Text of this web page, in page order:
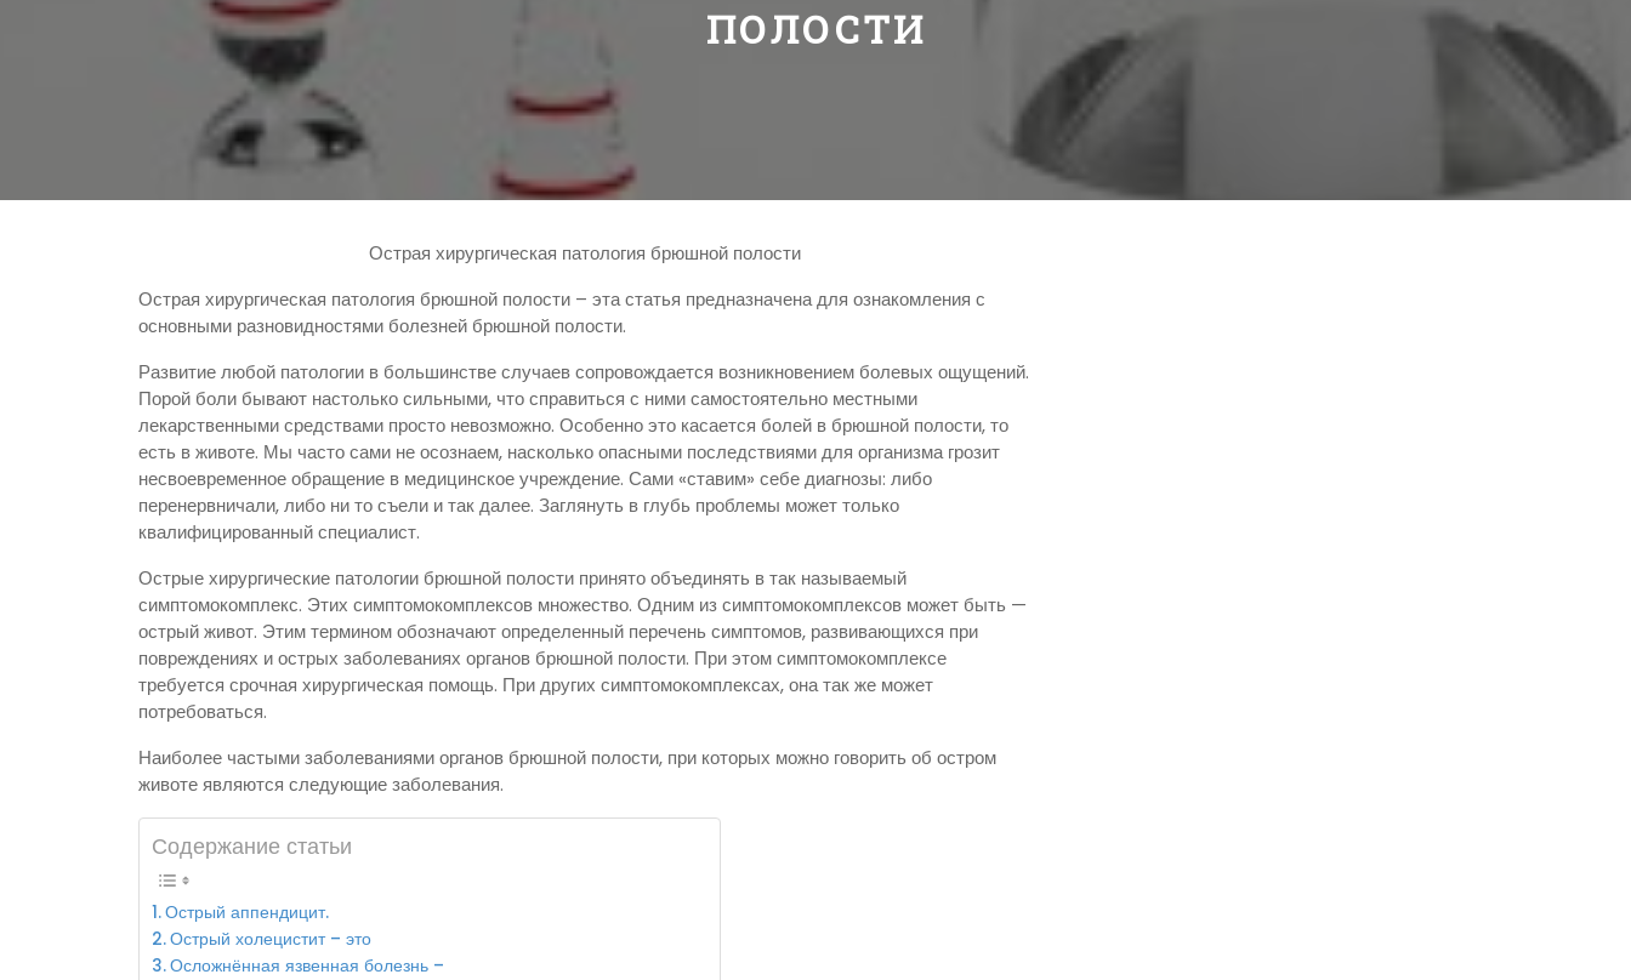
ПОЛОСТИ
Острая хирургическая патология брюшной полости
Острая хирургическая патология брюшной полости – эта статья предназначена для ознакомления с
основными разновидностями болезней брюшной полости.
Развитие любой патологии в большинстве случаев сопровождается возникновением болевых ощущений.
Порой боли бывают настолько сильными, что справиться с ними самостоятельно местными
лекарственными средствами просто невозможно. Особенно это касается болей в брюшной полости, то
есть в животе. Мы часто сами не осознаем, насколько опасными последствиями для организма грозит
несвоевременное обращение в медицинское учреждение. Сами «ставим» себе диагнозы: либо
перенервничали, либо ни то съели и так далее. Заглянуть в глубь проблемы может только
квалифицированный специалист.
Острые хирургические патологии брюшной полости принято объединять в так называемый
симптомокомплекс. Этих симптомокомплексов множество. Одним из симптомокомплексов может быть —
острый живот. Этим термином обозначают определенный перечень симптомов, развивающихся при
повреждениях и острых заболеваниях органов брюшной полости. При этом симптомокомплексе
требуется срочная хирургическая помощь. При других симптомокомплексах, она так же может
потребоваться.
Наиболее частыми заболеваниями органов брюшной полости, при которых можно говорить об остром
животе являются следующие заболевания.
Содержание статьи
Острый аппендицит.
Острый холецистит – это
Осложнённая язвенная болезнь –